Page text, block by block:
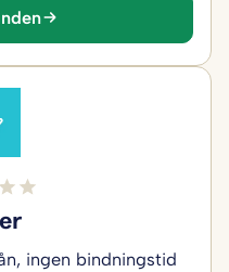
ingen bindningstid